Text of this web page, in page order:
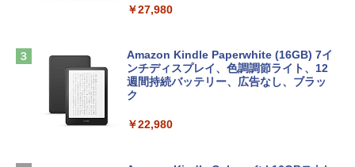
13インチノートブック：AIとApple Intell
igence、13.6インチLiquid Retinaディ
スプレイ、16GBユニファイドメモリ、1
TB SSDストレージ、12MPセンターフレ
D - ミッドナイト
インゲームコード】 ロブロックス | オン
ラインコード版
￥3,200
非エンジニア 初心者 素人 でも安心 使い
めのAIコーディング入門シリーズ
￥99
AIイラスト表現辞典: 思い通りの絵を引き
￥27,980
Amazon Kindle Paperwhite (16GB) 7イ
ンチディスプレイ、色調調節ライト、12
週間持続バッテリー、広告なし、ブラッ
ク
￥22,980